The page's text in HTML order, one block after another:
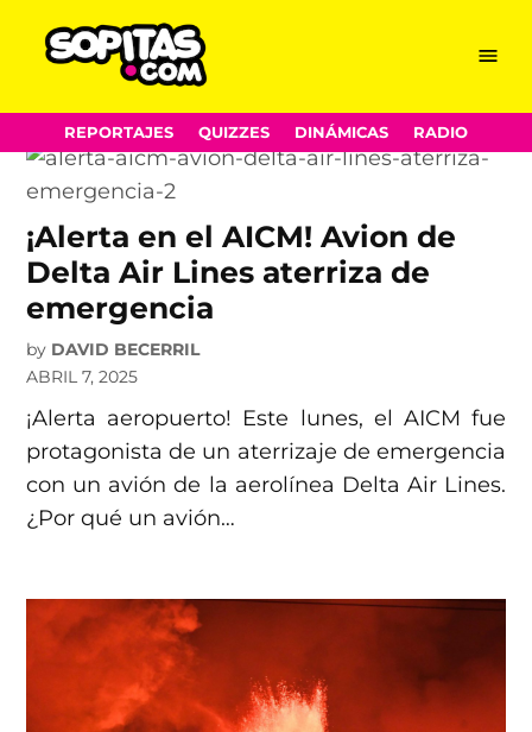
content
Menu
REPORTAJES QUIZZES DINÁMICAS RADIO
emergencia
¡Alerta en el AICM! Avion de
Delta Air Lines aterriza de
emergencia
by DAVID BECERRIL
ABRIL 7, 2025
¡Alerta aeropuerto! Este lunes, el AICM fue
protagonista de un aterrizaje de emergencia
con un avión de la aerolínea Delta Air Lines.
¿Por qué un avión…